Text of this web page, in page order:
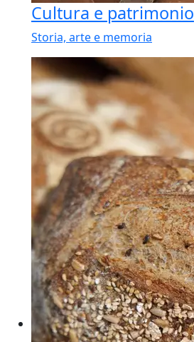
Cultura e patrimonio
Storia, arte e memoria